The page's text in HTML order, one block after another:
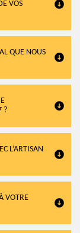
VOS
QUE NOUS
?
L’ARTISAN
VOTRE